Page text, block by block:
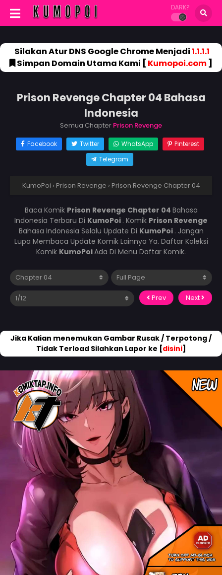
DARK?
Silakan Atur DNS Google Chrome Menjadi1.1.1.1
Simpan Domain Utama Kami [ Kumopoi.com]
Prison Revenge Chapter 04 Bahasa
Indonesia
Semua Chapter Prison Revenge
Facebook Twitter WhatsApp
Pinterest
Telegram
KumoPoi › Prison Revenge › Prison Revenge Chapter 04
Baca Komik Prison Revenge Chapter 04 Bahasa
Indonesia Terbaru Di KumoPoi . Komik Prison Revenge
Bahasa Indonesia Selalu Update Di KumoPoi . Jangan
Lupa Membaca Update Komik Lainnya Ya. Daftar Koleksi
Komik KumoPoiAda Di Menu Daftar Komik.
Prev Next
Jika Kalian menemukan Gambar Rusak / Terpotong /
Tidak Terload Silahkan Lapor ke [disini]